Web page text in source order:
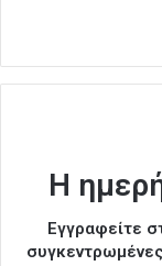
Η
Εγγραφείτε